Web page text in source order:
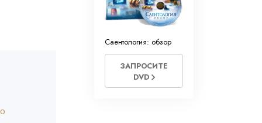
Саентология: обзор
ЗАПРОСИТЕ
DVD